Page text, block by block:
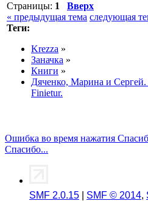
Страницы: 1
Вверх
« предыдущая тема следующая
Теги:
Krezza »
Заначка »
Книги »
Дяченко, Марина и
Finietur.
Ошибка во время нажатия
Спасибо...
SMF 2.0.15 SMF © 2014,